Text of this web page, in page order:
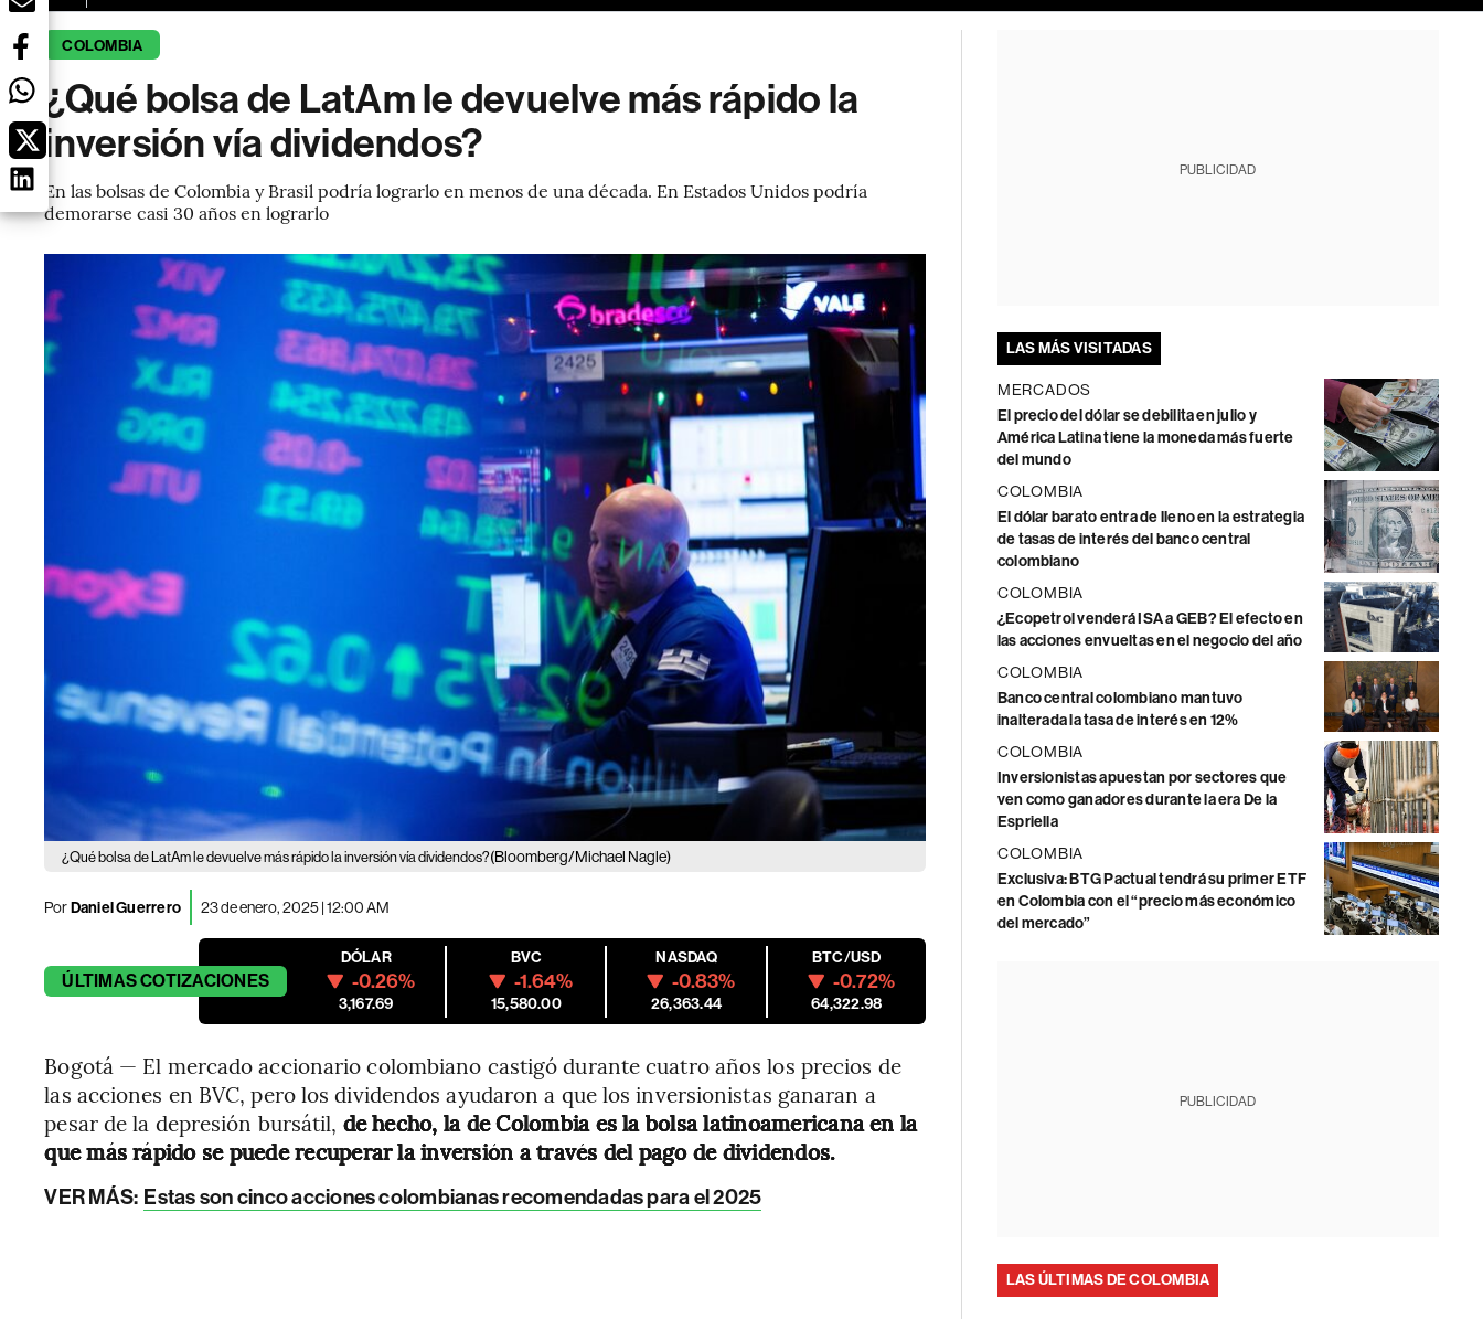
COLOMBIA
¿Qué bolsa de LatAm le devuelve más rápido la
inversión vía dividendos?
En las bolsas de Colombia y Brasil podría lograrlo en menos de una década. En Estados Unidos podría
demorarse casi 30 años en lograrlo
¿Qué bolsa de LatAm le devuelve más rápido la inversión vía dividendos?(Bloomberg/Michael Nagle)
PorDaniel Guerrero 23 de enero, 2025 | 12:00 AM
ÚLTIMASCOTIZACIONES
DÓLAR
-0.26%
3,167.69
BVC
-1.64%
15,580.00
NASDAQ
-0.83%
26,363.44
BTC/USD
-0.72%
64,322.98
Bogotá — El mercado accionario colombiano castigó durante cuatro años los precios de
las acciones en BVC, pero los dividendos ayudaron a que los inversionistas ganaran a
pesar de la depresión bursátil, de hecho, la de Colombia es la bolsa latinoamericana en la
que más rápido se puede recuperar la inversión a través del pago de dividendos.
VER MÁS: Estas son cinco acciones colombianas recomendadas para el 2025
PUBLICIDAD
LAS MÁS VISITADAS
MERCADOS
El precio del dólar se debilita en julio y
América Latina tiene la moneda más fuerte
del mundo
COLOMBIA
El dólar barato entra de lleno en la estrategia
de tasas de interés del banco central
colombiano
COLOMBIA
¿Ecopetrol venderá ISA a GEB? El efecto en
las acciones envueltas en el negocio del año
COLOMBIA
Banco central colombiano mantuvo
inalterada la tasa de interés en 12%
COLOMBIA
Inversionistas apuestan por sectores que
ven como ganadores durante la era De la
Espriella
COLOMBIA
Exclusiva: BTG Pactual tendrá su primer ETF
en Colombia con el “precio más económico
del mercado”
PUBLICIDAD
LAS ÚLTIMAS DE COLOMBIA